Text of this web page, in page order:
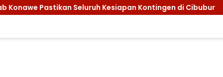
Kontingen di Cibubur Ini Harapan Wabup